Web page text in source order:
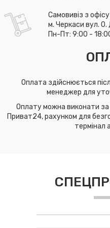
Самовивіз з
м. Черкаси вул. О.
Пн-Пт: 9:00 -
Оплата здійснюється
менеджер для
Оплату можна виконати
Приват24, рахунком для
термінал